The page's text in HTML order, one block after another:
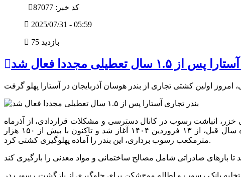
کد خبر: 87077
2025/07/31 - 05:59
75 بازدید
سال تعطیلی مجددا فعال شد
انباشت رسوب در کانال دسترسی و مشکلات قراردادی، از آذرماه
۱۴۰۲ مانع تردد کشتی‌ها شده بود که پس از بررسی‌های کارشناسی فشرده و تصمیم‌گیری سازمان بنادر و دریانوردی در اسفند ماه سال قبل، از ۱۳ فروردین ۱۴۰۴ آغاز شد و تاکنون با بیش از ۱۵۰ هزار
مترمکعب رسوب برداری، این بندر را آماده پهلوگیری کشتی کرد.
تخلیه بانک رسوب و اطاله موج‌شکن برای جلوگیری از بازگشت رسوب در